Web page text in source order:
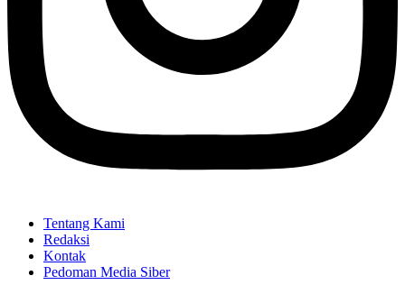
Tentang Kami
Redaksi
Kontak
Pedoman Media Siber